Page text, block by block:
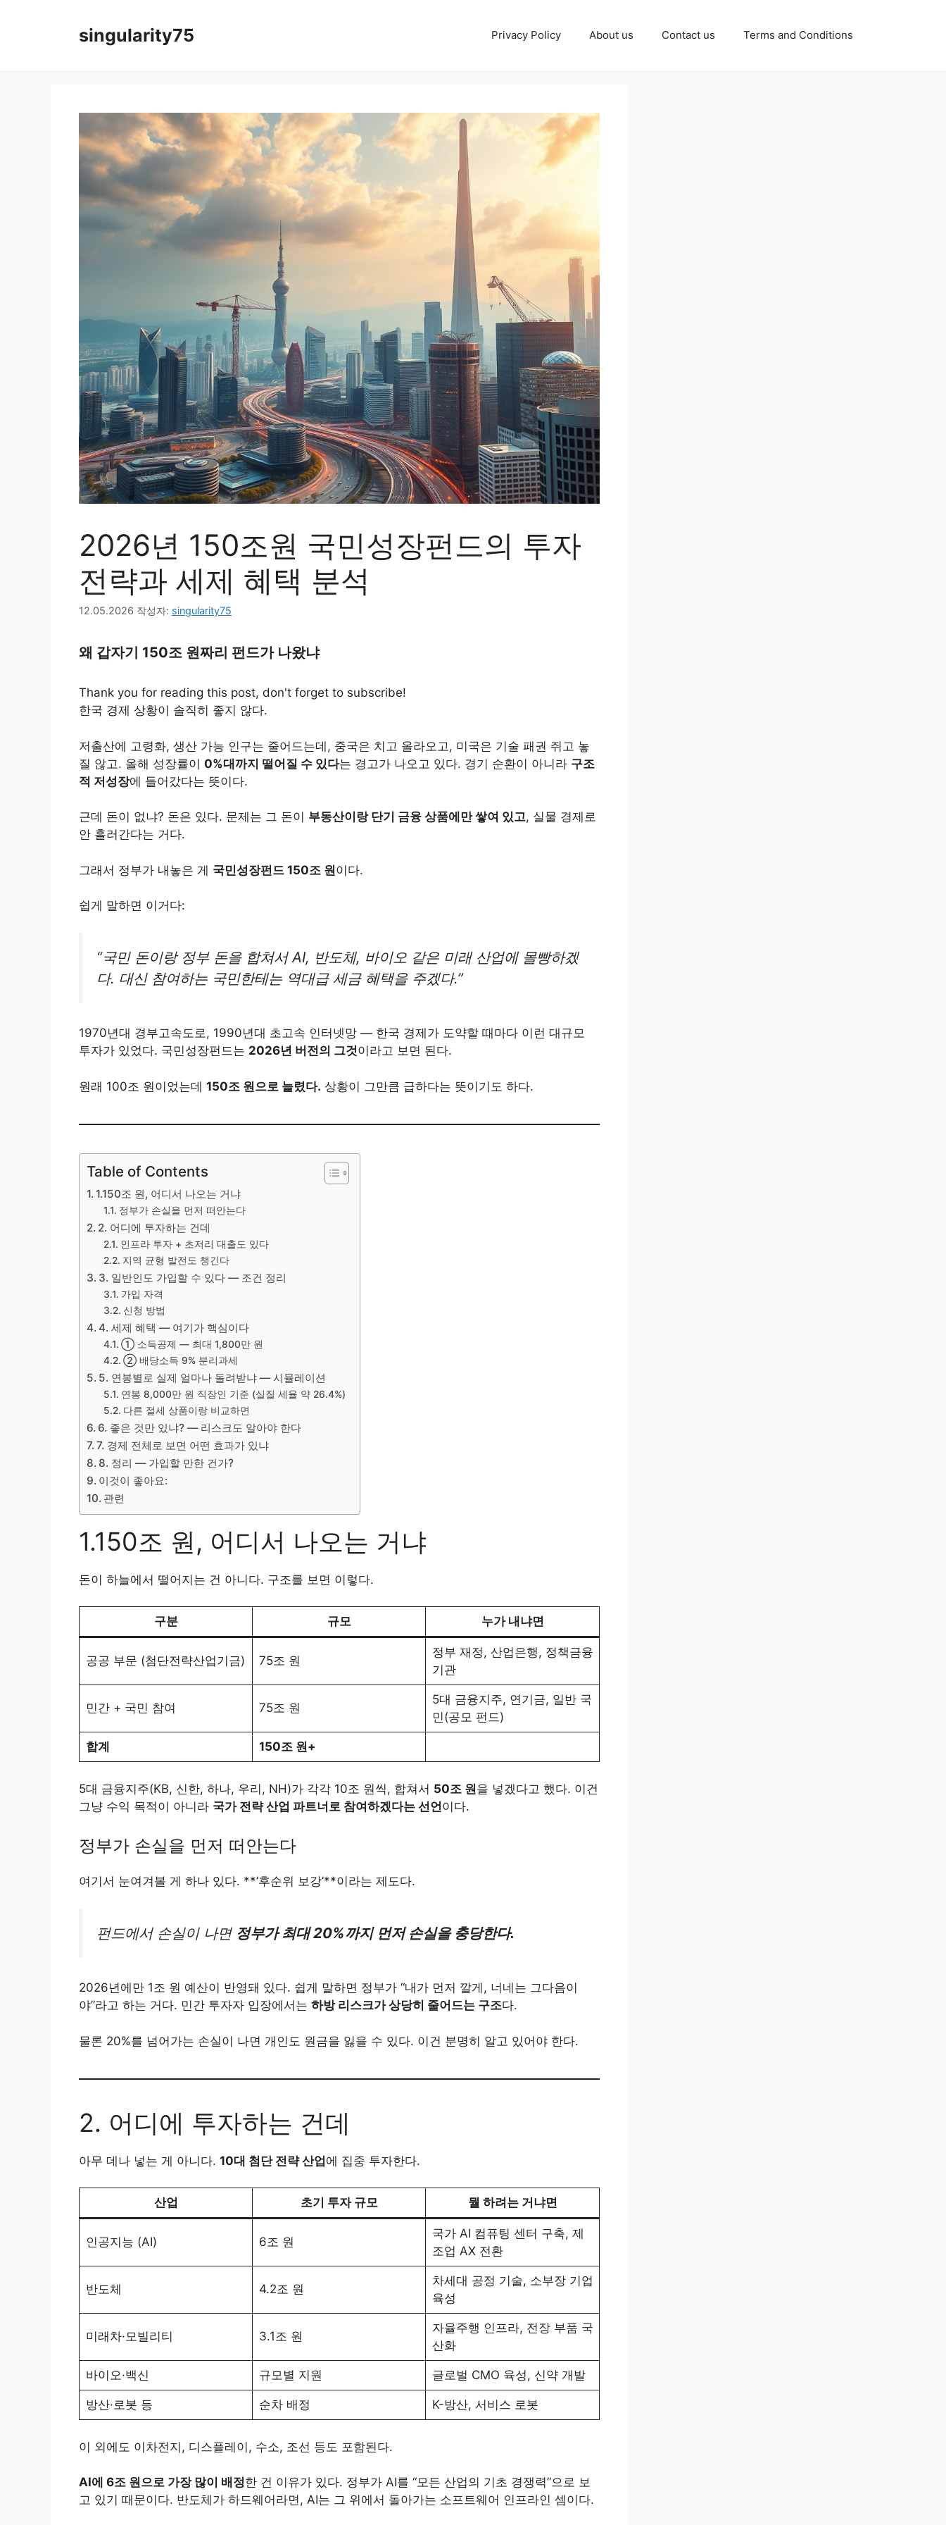
singularity75 Privacy Policy About us Contact us Terms and Conditions
2026년 150조원 국민성장펀드의 투자
전략과 세제 혜택 분석
12.05.2026 작성자: singularity75
왜 갑자기 150조 원짜리 펀드가 나왔냐
Thank you for reading this post, don't forget to subscribe!
한국 경제 상황이 솔직히 좋지 않다.
저출산에 고령화, 생산 가능 인구는 줄어드는데, 중국은 치고 올라오고, 미국은 기술 패권 쥐고 놓
질 않고. 올해 성장률이 0%대까지 떨어질 수 있다는 경고가 나오고 있다. 경기 순환이 아니라 구조
적 저성장에 들어갔다는 뜻이다.
근데 돈이 없냐? 돈은 있다. 문제는 그 돈이 부동산이랑 단기 금융 상품에만 쌓여 있고, 실물 경제로
안 흘러간다는 거다.
그래서 정부가 내놓은 게 국민성장펀드 150조 원이다.
쉽게 말하면 이거다:
“국민 돈이랑 정부 돈을 합쳐서 AI, 반도체, 바이오 같은 미래 산업에 몰빵하겠
다. 대신 참여하는 국민한테는 역대급 세금 혜택을 주겠다.”
1970년대 경부고속도로, 1990년대 초고속 인터넷망 — 한국 경제가 도약할 때마다 이런 대규모
투자가 있었다. 국민성장펀드는 2026년 버전의 그것이라고 보면 된다.
원래 100조 원이었는데 150조 원으로 늘렸다. 상황이 그만큼 급하다는 뜻이기도 하다.
Table of Contents
1.150조 원, 어디서 나오는 거냐
정부가 손실을 먼저 떠안는다
2. 어디에 투자하는 건데
인프라 투자 + 초저리 대출도 있다
지역 균형 발전도 챙긴다
3. 일반인도 가입할 수 있다 — 조건 정리
가입 자격
신청 방법
4. 세제 혜택 — 여기가 핵심이다
① 소득공제 — 최대 1,800만 원
② 배당소득 9% 분리과세
5. 연봉별로 실제 얼마나 돌려받냐 — 시뮬레이션
연봉 8,000만 원 직장인 기준 (실질 세율 약 26.4%)
다른 절세 상품이랑 비교하면
6. 좋은 것만 있냐? — 리스크도 알아야 한다
7. 경제 전체로 보면 어떤 효과가 있냐
8. 정리 — 가입할 만한 건가?
이것이 좋아요:
관련
1.150조 원, 어디서 나오는 거냐
돈이 하늘에서 떨어지는 건 아니다. 구조를 보면 이렇다.
구분 규모 누가 내냐면
공공 부문 (첨단전략산업기금) 75조 원
정부 재정, 산업은행, 정책금융
기관
민간 + 국민 참여 75조 원
5대 금융지주, 연기금, 일반 국
민(공모 펀드)
합계 150조 원+
5대 금융지주(KB, 신한, 하나, 우리, NH)가 각각 10조 원씩, 합쳐서 50조 원을 넣겠다고 했다. 이건
그냥 수익 목적이 아니라 국가 전략 산업 파트너로 참여하겠다는 선언이다.
정부가 손실을 먼저 떠안는다
여기서 눈여겨볼 게 하나 있다. **’후순위 보강’**이라는 제도다.
펀드에서 손실이 나면 정부가 최대 20%까지 먼저 손실을 충당한다.
2026년에만 1조 원 예산이 반영돼 있다. 쉽게 말하면 정부가 “내가 먼저 깔게, 너네는 그다음이
야”라고 하는 거다. 민간 투자자 입장에서는 하방 리스크가 상당히 줄어드는 구조다.
물론 20%를 넘어가는 손실이 나면 개인도 원금을 잃을 수 있다. 이건 분명히 알고 있어야 한다.
2. 어디에 투자하는 건데
아무 데나 넣는 게 아니다. 10대 첨단 전략 산업에 집중 투자한다.
산업 초기 투자 규모 뭘 하려는 거냐면
인공지능 (AI) 6조 원
국가 AI 컴퓨팅 센터 구축, 제
조업 AX 전환
반도체 4.2조 원
차세대 공정 기술, 소부장 기업
육성
미래차·모빌리티 3.1조 원
자율주행 인프라, 전장 부품 국
산화
바이오·백신 규모별 지원 글로벌 CMO 육성, 신약 개발
방산·로봇 등 순차 배정 K-방산, 서비스 로봇
이 외에도 이차전지, 디스플레이, 수소, 조선 등도 포함된다.
AI에 6조 원으로 가장 많이 배정한 건 이유가 있다. 정부가 AI를 “모든 산업의 기초 경쟁력”으로 보
고 있기 때문이다. 반도체가 하드웨어라면, AI는 그 위에서 돌아가는 소프트웨어 인프라인 셈이다.